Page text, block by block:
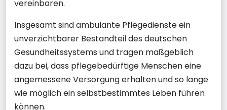
vereinbaren.
Insgesamt sind ambulante Pflegedienste ein
unverzichtbarer Bestandteil des deutschen
Gesundheitssystems und tragen maßgeblich
dazu bei, dass pflegebedürftige Menschen eine
angemessene Versorgung erhalten und so lange
wie möglich ein selbstbestimmtes Leben führen
können.